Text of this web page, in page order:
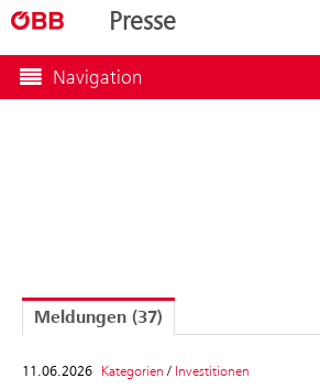
Presse
Navigation
Meldungen (37)
11.06.2026 Kategorien / Investitionen